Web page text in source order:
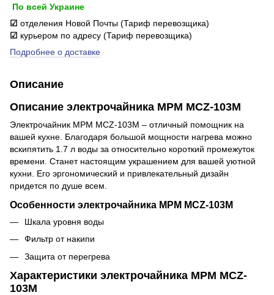
По всей Украине
☑ отделения Новой Почты (Тариф перевозщика)
☑ курьером по адресу (Тариф перевозщика)
Подробнее о доставке
Описание
Описание электрочайника MPM MCZ-103M
Электрочайник MPM MCZ-103M – отличный помощник на
вашей кухне. Благодаря большой мощности нагрева можно
вскипятить 1.7 л воды за относительно короткий промежуток
времени. Станет настоящим украшением для вашей уютной
кухни. Его эргономический и привлекательный дизайн
придется по душе всем.
Особенности электрочайника MPM MCZ-103M
Шкала уровня воды
Фильтр от накипи
Защита от перегрева
Характеристики электрочайника MPM MCZ-
103M